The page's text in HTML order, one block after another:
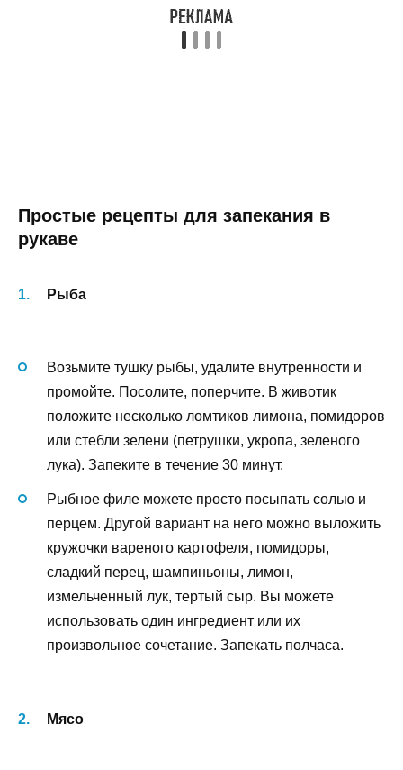
Простые рецепты для запекания в
рукаве
Рыба
Возьмите тушку рыбы, удалите внутренности и
промойте. Посолите, поперчите. В животик
положите несколько ломтиков лимона, помидоров
или стебли зелени (петрушки, укропа, зеленого
лука). Запеките в течение 30 минут.
Рыбное филе можете просто посыпать солью и
перцем. Другой вариант на него можно выложить
кружочки вареного картофеля, помидоры,
сладкий перец, шампиньоны, лимон,
измельченный лук, тертый сыр. Вы можете
использовать один ингредиент или их
произвольное сочетание. Запекать полчаса.
Мясо